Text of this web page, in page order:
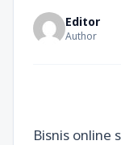
Editor
Author
Bisnis online